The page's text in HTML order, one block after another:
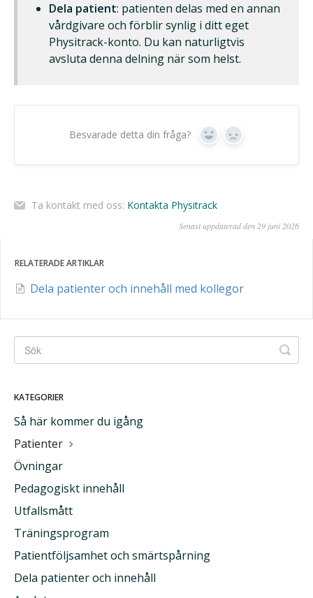
Dela patient: patienten delas med en annan
vårdgivare och förblir synlig i ditt eget
Physitrack-konto. Du kan naturligtvis
avsluta denna delning när som helst.
Besvarade detta din fråga? Ja Nej
Ta kontakt med oss: Kontakta Physitrack
Senast uppdaterad den 29 juni 2026
RELATERADE ARTIKLAR
Dela patienter och innehåll med kollegor
KATEGORIER
Så här kommer du igång
Patienter
Övningar
Pedagogiskt innehåll
Utfallsmått
Träningsprogram
Patientföljsamhet och smärtspårning
Dela patienter och innehåll